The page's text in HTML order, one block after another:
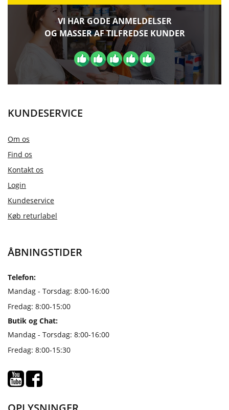
VI HAR GODE ANMELDELSER
OG MASSER AF TILFREDSE KUNDER
KUNDESERVICE
Om os
Find os
Kontakt os
Login
Kundeservice
Køb returlabel
ÅBNINGSTIDER
Telefon:
Mandag - Torsdag: 8:00-16:00
Fredag: 8:00-15:00
Butik og Chat:
Mandag - Torsdag: 8:00-16:00
Fredag: 8:00-15:30